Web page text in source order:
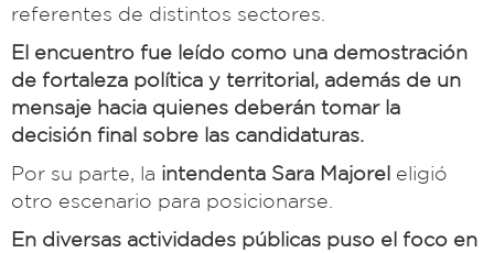
referentes de distintos sectores.
El encuentro fue leído como una demostración
de fortaleza política y territorial, además de un
mensaje hacia quienes deberán tomar la
decisión final sobre las candidaturas.
Por su parte, la intendenta Sara Majorel eligió
otro escenario para posicionarse.
En diversas actividades públicas puso el foco en